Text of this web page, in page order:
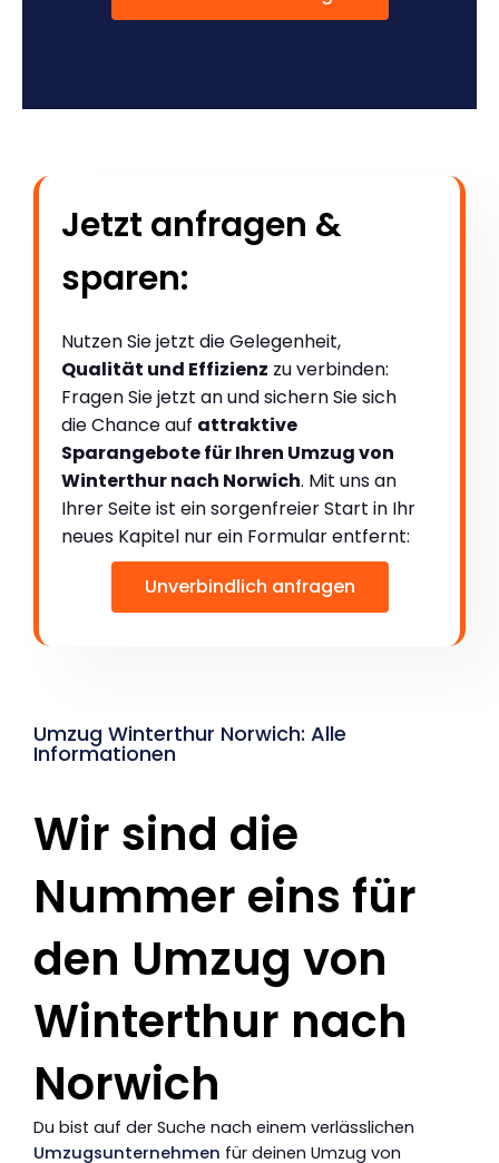
Jetzt anfragen &
sparen:
Nutzen Sie jetzt die Gelegenheit,
Qualität und Effizienz zu verbinden:
Fragen Sie jetzt an und sichern Sie sich
die Chance auf attraktive
Sparangebote für Ihren Umzug von
Winterthur nach Norwich. Mit uns an
Ihrer Seite ist ein sorgenfreier Start in Ihr
neues Kapitel nur ein Formular entfernt:
Unverbindlich anfragen
Umzug Winterthur Norwich: Alle
Informationen
Wir sind die
Nummer eins für
den Umzug von
Winterthur nach
Norwich
Du bist auf der Suche nach einem verlässlichen
Umzugsunternehmen für deinen Umzug von